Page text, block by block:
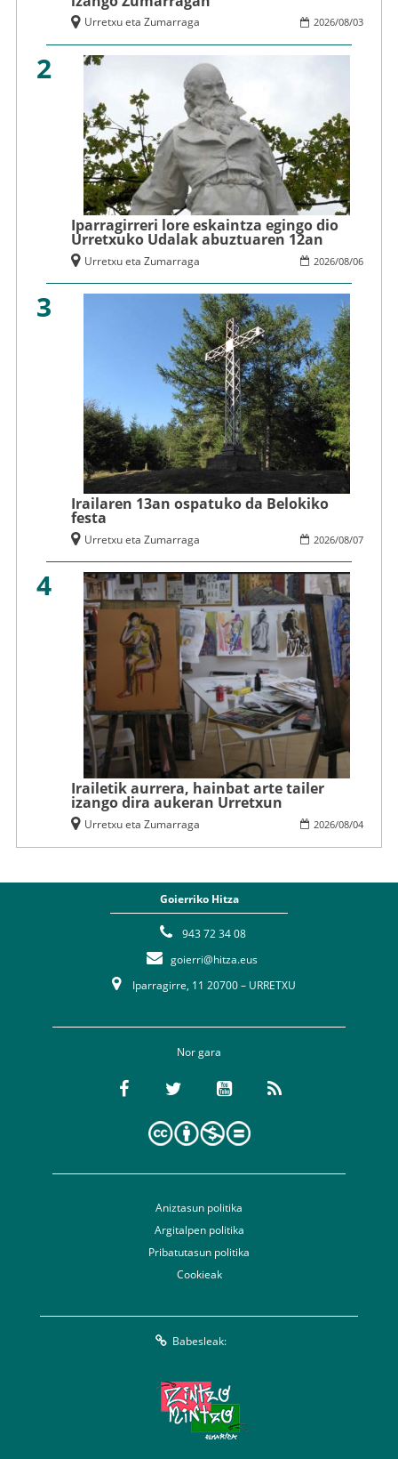
2026/08/03
Urretxu eta Zumarraga
2
Iparragirreri lore eskaintza egingo dio
Urretxuko Udalak abuztuaren 12an
2026/08/06
Urretxu eta Zumarraga
3
Irailaren 13an ospatuko da Belokiko
festa
2026/08/07
Urretxu eta Zumarraga
4
Irailetik aurrera, hainbat arte tailer
izango dira aukeran Urretxun
2026/08/04
Urretxu eta Zumarraga
Goierriko Hitza
943 72 34 08
goierri@hitza.eus
Iparragirre, 11 20700 – URRETXU
Nor gara
Aniztasun politika
Argitalpen politika
Pribatutasun politika
Cookieak
Babesleak: